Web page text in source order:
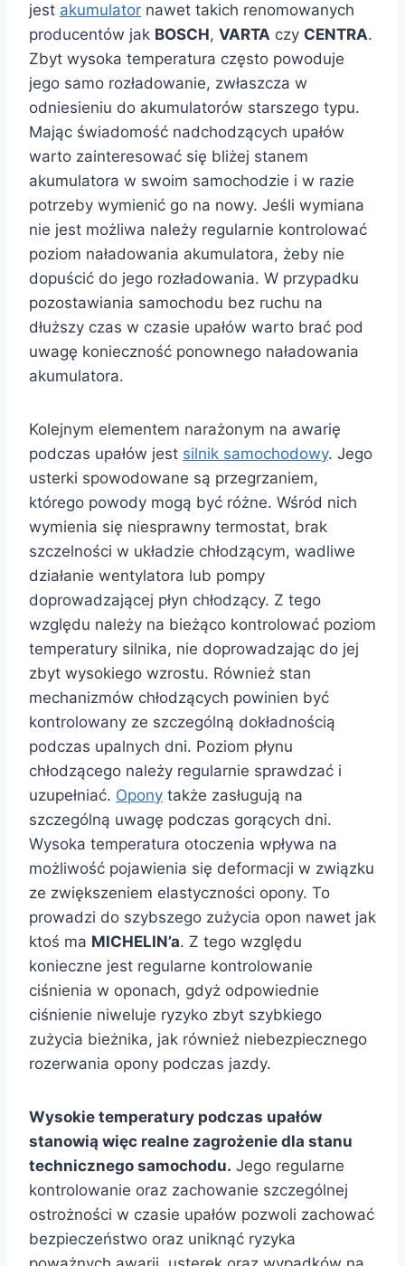
jest akumulator nawet takich renomowanych
producentów jak BOSCH, VARTA czy CENTRA.
Zbyt wysoka temperatura często powoduje
jego samo rozładowanie, zwłaszcza w
odniesieniu do akumulatorów starszego typu.
Mając świadomość nadchodzących upałów
warto zainteresować się bliżej stanem
akumulatora w swoim samochodzie i w razie
potrzeby wymienić go na nowy. Jeśli wymiana
nie jest możliwa należy regularnie kontrolować
poziom naładowania akumulatora, żeby nie
dopuścić do jego rozładowania. W przypadku
pozostawiania samochodu bez ruchu na
dłuższy czas w czasie upałów warto brać pod
uwagę konieczność ponownego naładowania
akumulatora.
Kolejnym elementem narażonym na awarię
podczas upałów jest silnik samochodowy. Jego
usterki spowodowane są przegrzaniem,
którego powody mogą być różne. Wśród nich
wymienia się niesprawny termostat, brak
szczelności w układzie chłodzącym, wadliwe
działanie wentylatora lub pompy
doprowadzającej płyn chłodzący. Z tego
względu należy na bieżąco kontrolować poziom
temperatury silnika, nie doprowadzając do jej
zbyt wysokiego wzrostu. Również stan
mechanizmów chłodzących powinien być
kontrolowany ze szczególną dokładnością
podczas upalnych dni. Poziom płynu
chłodzącego należy regularnie sprawdzać i
uzupełniać. Opony także zasługują na
szczególną uwagę podczas gorących dni.
Wysoka temperatura otoczenia wpływa na
możliwość pojawienia się deformacji w związku
ze zwiększeniem elastyczności opony. To
prowadzi do szybszego zużycia opon nawet jak
ktoś ma MICHELIN’a. Z tego względu
konieczne jest regularne kontrolowanie
ciśnienia w oponach, gdyż odpowiednie
ciśnienie niweluje ryzyko zbyt szybkiego
zużycia bieżnika, jak również niebezpiecznego
rozerwania opony podczas jazdy.
Wysokie temperatury podczas upałów
stanowią więc realne zagrożenie dla stanu
technicznego samochodu. Jego regularne
kontrolowanie oraz zachowanie szczególnej
ostrożności w czasie upałów pozwoli zachować
bezpieczeństwo oraz uniknąć ryzyka